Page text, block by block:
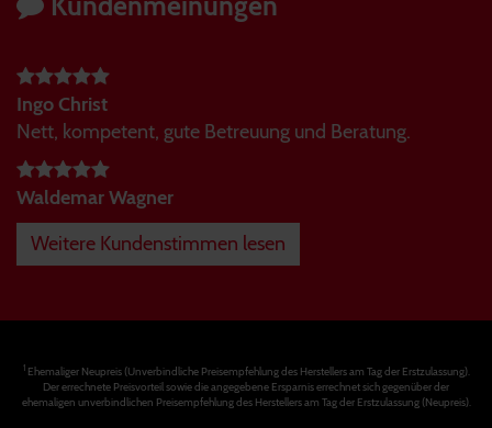
Ingo Christ
Nett, kompetent, gute Betreuung und Beratung.
Waldemar Wagner
Weitere Kundenstimmen lesen
1Ehemaliger Neupreis (Unverbindliche Preisempfehlung des Herstellers am Tag der Erstzulassung).
Der errechnete Preisvorteil sowie die angegebene Ersparnis errechnet sich gegenüber der
ehemaligen unverbindlichen Preisempfehlung des Herstellers am Tag der Erstzulassung (Neupreis).